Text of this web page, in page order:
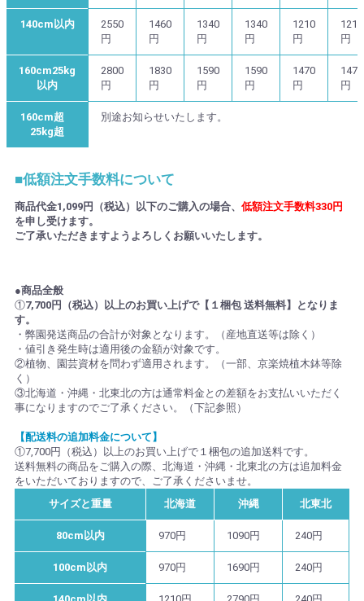
140cm以内
2550
円
1460
円
1340
円
1340
円
1210
円
1210
円
160cm25kg
以内
2800
円
1830
円
1590
円
1590
円
1470
円
1470
円
160cm超
25kg超
別途お知らせいたします。
■低額注文手数料について
商品代金1,099円（税込）以下のご購入の場合、 低額注文手数料330円
を申し受けます。
ご了承いただきますようよろしくお願いいたします。
●商品全般
①7,700円（税込）以上のお買い上げで【１梱包 送料無料】となりま
す。
・弊園発送商品の合計が対象となります。（産地直送等は除く）
・値引き発生時は適用後の金額が対象です。
②植物、園芸資材を問わず適用されます。（一部、京楽焼植木鉢等除
く）
③北海道・沖縄・北東北の方は通常料金との差額をお支払いいただく
事になりますのでご了承ください。（下記参照）
【配送料の追加料金について】
①7,700円（税込）以上のお買い上げで１梱包の追加送料です。
送料無料の商品をご購入の際、北海道・沖縄・北東北の方は追加料金
をいただいておりますので、ご了承くださいませ。
サイズと重量
北海道 沖縄 北東北
80cm以内 970円 1090円 240円
100cm以内 970円 1690円 240円